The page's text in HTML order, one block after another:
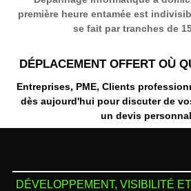
première heure entamée est
se fait par tranches de
DÉPLACEMENT OFFERT OÙ
Entreprises, PME, Clients
dès aujourd'hui pour discuter de
un devis
DÉVELOPPEMENT, VISIBILITÉ